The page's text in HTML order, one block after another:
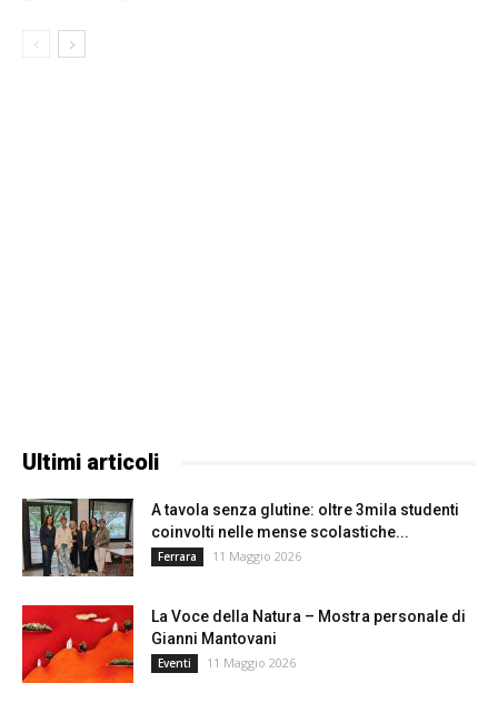
Ultimi articoli
A tavola senza glutine: oltre 3mila studenti
coinvolti nelle mense scolastiche...
Ferrara 11 Maggio 2026
La Voce della Natura – Mostra personale di
Gianni Mantovani
Eventi 11 Maggio 2026